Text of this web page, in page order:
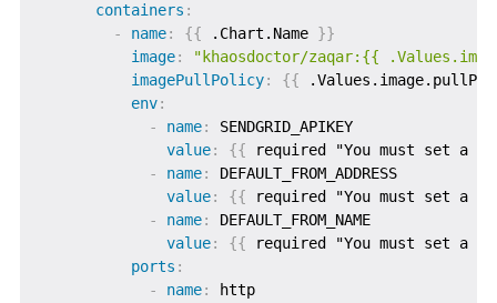
containers :
-
name: {{ .Chart.Name }}
image:
"khaosdoctor/zaqar:{{
imagePullPolicy: {{
env:
-
name:
SENDGRID_APIKEY
value: {{ required "You must set a
-
name:
DEFAULT_FROM_ADDRESS
value: {{ required "You must set a
-
name:
DEFAULT_FROM_NAME
value: {{ required "You must set a
ports :
-
name:
http